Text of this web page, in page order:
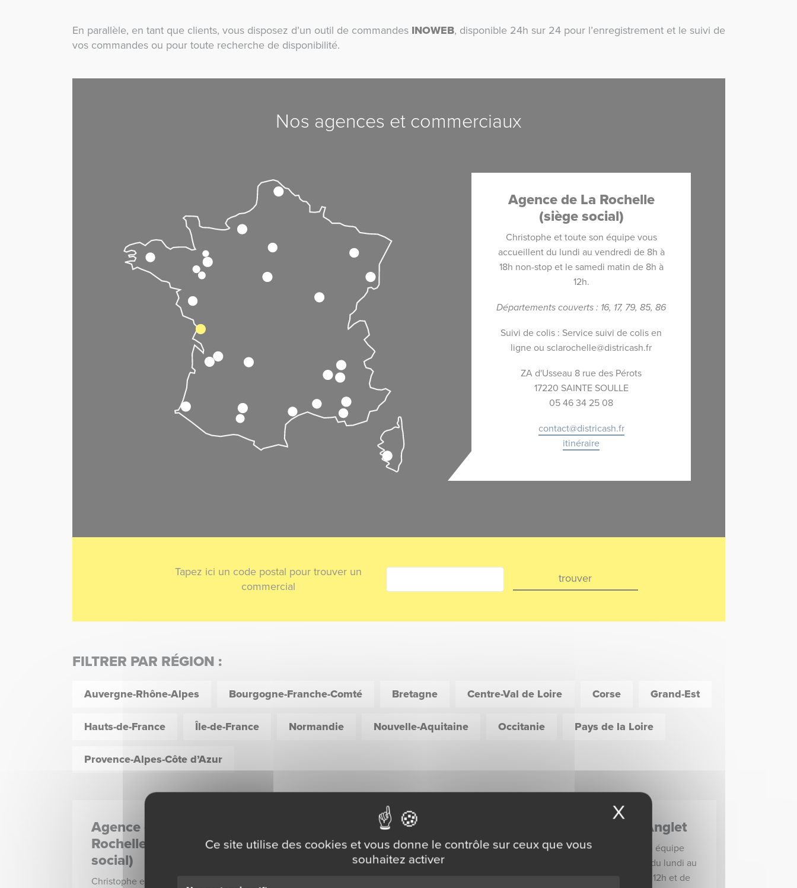
En parallèle, en tant que clients, vous disposez d’un outil de commandes INOWEB, disponible 24h sur 24 pour l’enregistrement et le suivi de
vos commandes ou pour toute recherche de disponibilité.
Nos agences et commerciaux
Agence de La Rochelle
(siège social)
Christophe et toute son équipe vous
accueillent du lundi au vendredi de 8h à
18h non-stop et le samedi matin de 8h à
12h.
Départements couverts : 16, 17, 79, 85, 86
Suivi de colis : Service suivi de colis en
ligne ou sclarochelle@districash.fr
ZA d'Usseau 8 rue des Pérots
17220 SAINTE SOULLE
05 46 34 25 08
contact@districash.fr
itinéraire
Tapez ici un code postal pour trouver un
commercial
trouver
FILTRER PAR RÉGION :
Auvergne-Rhône-Alpes Bourgogne-Franche-Comté Bretagne Centre-Val de Loire Corse Grand-Est
Hauts-de-France Île-de-France Normandie Nouvelle-Aquitaine Occitanie Pays de la Loire
Provence-Alpes-Côte d’Azur
Agence de La
Rochelle (siège
social)
Christophe et toute son
Provence
Lionel et toute son équipe
José et toute son équipe
vous accueillent du lundi au
Agence d’Anglet
Yvan et toute son équipe
vous accueillent du lundi au
vendredi de 8h à 12h et de
Ce site utilise des cookies et vous donne le contrôle sur ceux que vous
souhaitez activer
X